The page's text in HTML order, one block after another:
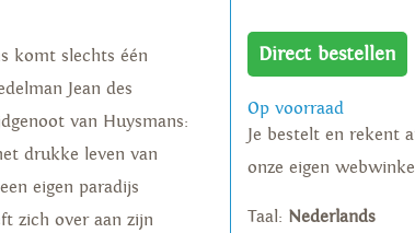
komt slechts één
Jean des
van Huysmans:
drukke leven van
eigen paradijs
zich over aan zijn
Direct bestellen
Op voorraad
Je bestelt en rekent
onze eigen
Taal: Nederlands